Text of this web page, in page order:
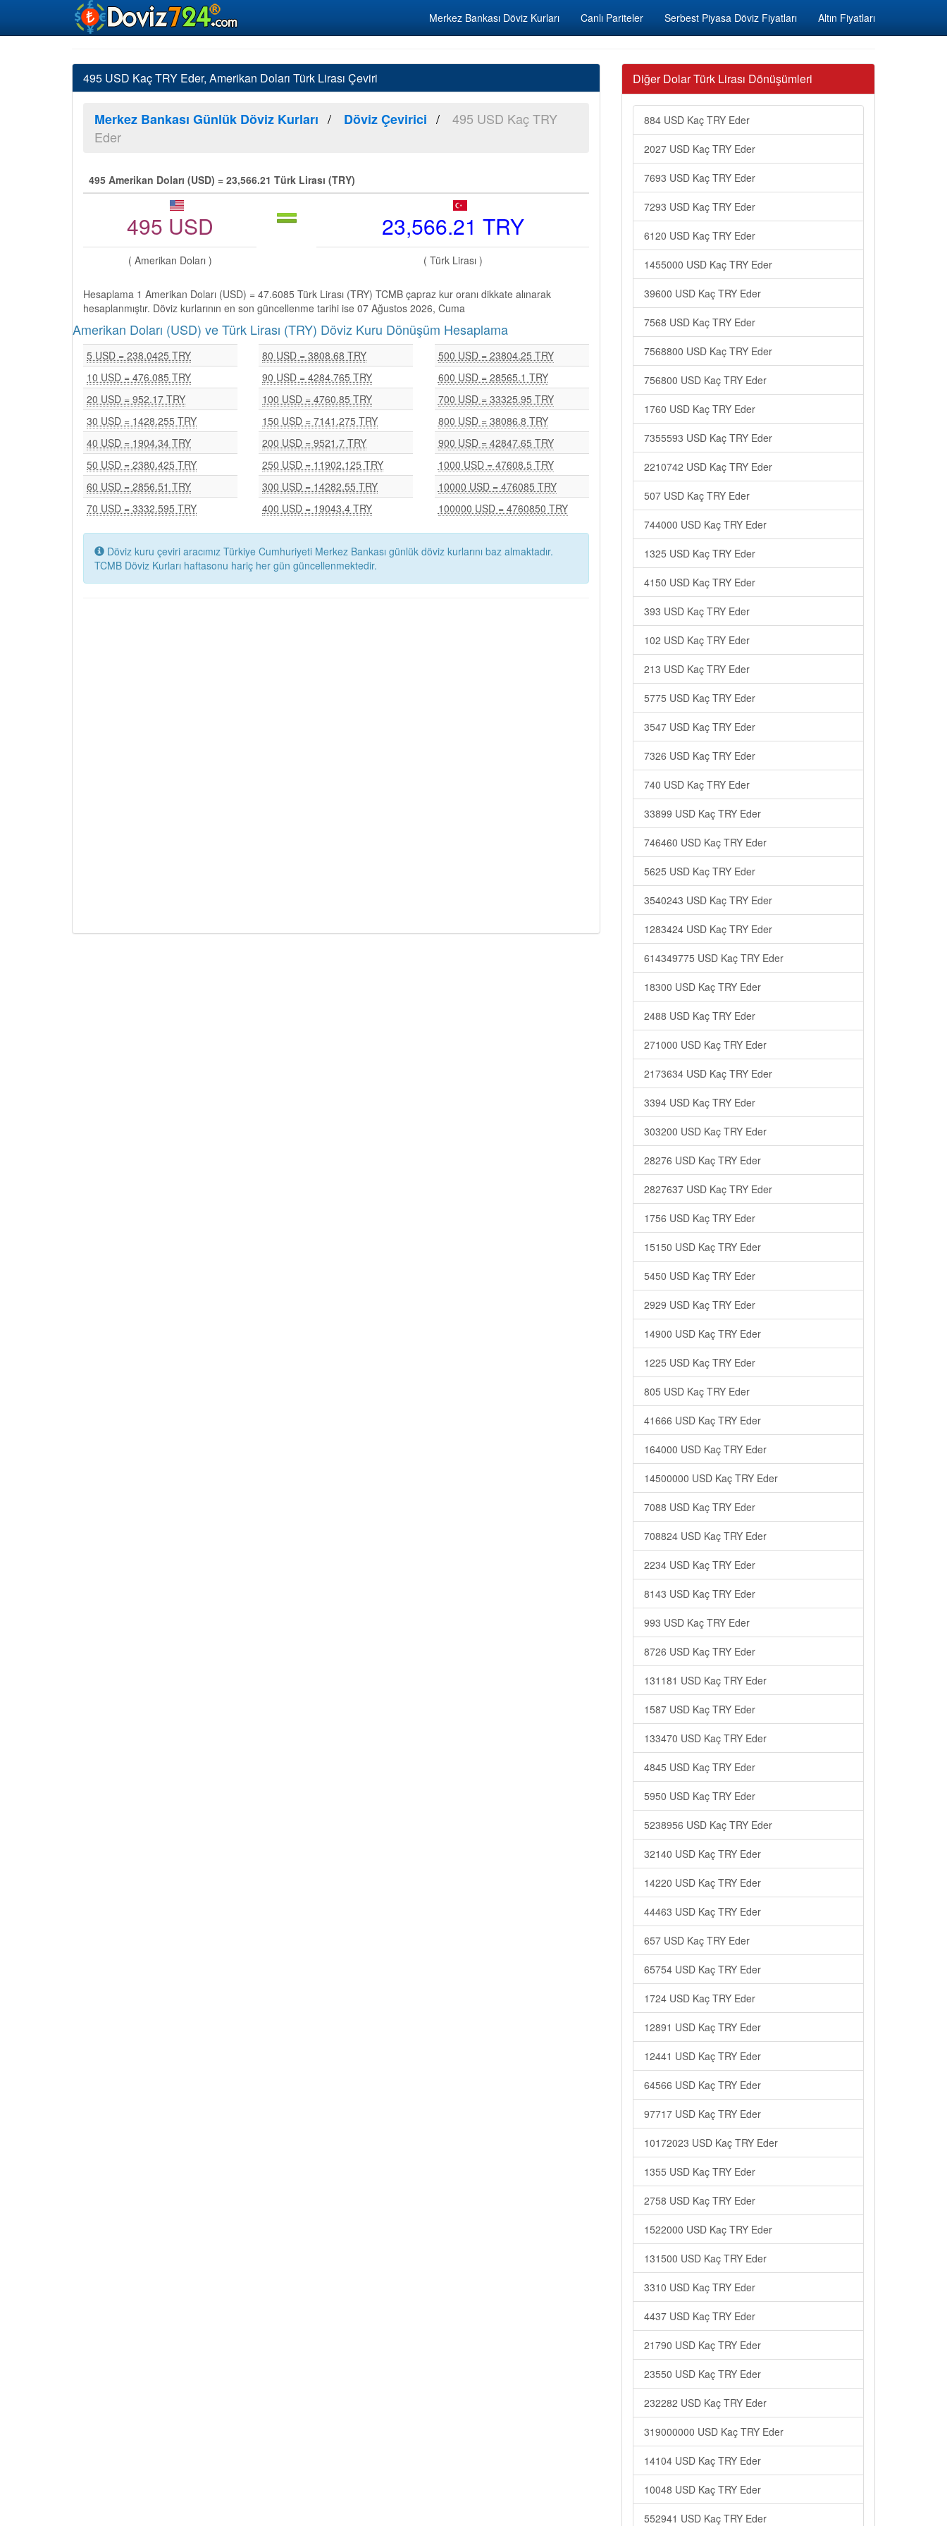
Merkez Bankası Döviz Kurları Canlı Pariteler Serbest Piyasa Döviz Fiyatları Altın Fiyatları
495 USD Kaç TRY Eder, Amerikan Doları Türk Lirası Çeviri
Merkez Bankası Günlük Döviz Kurları Döviz Çevirici
495 USD Kaç TRY
Eder
495 Amerikan Doları (USD) = 23,566.21 Türk Lirası (TRY)
495 USD 23,566.21 TRY
( Amerikan Doları ) ( Türk Lirası )
Hesaplama 1 Amerikan Doları (USD) = 47.6085 Türk Lirası (TRY) TCMB çapraz kur oranı dikkate alınarak
hesaplanmıştır. Döviz kurlarının en son güncellenme tarihi ise 07 Ağustos 2026, Cuma
Amerikan Doları (USD) ve Türk Lirası (TRY) Döviz Kuru Dönüşüm Hesaplama
5 USD = 238.0425 TRY
10 USD = 476.085 TRY
20 USD = 952.17 TRY
30 USD = 1428.255 TRY
40 USD = 1904.34 TRY
50 USD = 2380.425 TRY
60 USD = 2856.51 TRY
70 USD = 3332.595 TRY
80 USD = 3808.68 TRY
90 USD = 4284.765 TRY
100 USD = 4760.85 TRY
150 USD = 7141.275 TRY
200 USD = 9521.7 TRY
250 USD = 11902.125 TRY
300 USD = 14282.55 TRY
400 USD = 19043.4 TRY
500 USD = 23804.25 TRY
600 USD = 28565.1 TRY
700 USD = 33325.95 TRY
800 USD = 38086.8 TRY
900 USD = 42847.65 TRY
1000 USD = 47608.5 TRY
10000 USD = 476085 TRY
100000 USD = 4760850 TRY
Döviz kuru çeviri aracımız Türkiye Cumhuriyeti Merkez Bankası günlük döviz kurlarını baz almaktadır.
TCMB Döviz Kurları haftasonu hariç her gün güncellenmektedir.
Diğer Dolar Türk Lirası Dönüşümleri
884 USD Kaç TRY Eder
2027 USD Kaç TRY Eder
7693 USD Kaç TRY Eder
7293 USD Kaç TRY Eder
6120 USD Kaç TRY Eder
1455000 USD Kaç TRY Eder
39600 USD Kaç TRY Eder
7568 USD Kaç TRY Eder
7568800 USD Kaç TRY Eder
756800 USD Kaç TRY Eder
1760 USD Kaç TRY Eder
7355593 USD Kaç TRY Eder
2210742 USD Kaç TRY Eder
507 USD Kaç TRY Eder
744000 USD Kaç TRY Eder
1325 USD Kaç TRY Eder
4150 USD Kaç TRY Eder
393 USD Kaç TRY Eder
102 USD Kaç TRY Eder
213 USD Kaç TRY Eder
5775 USD Kaç TRY Eder
3547 USD Kaç TRY Eder
7326 USD Kaç TRY Eder
740 USD Kaç TRY Eder
33899 USD Kaç TRY Eder
746460 USD Kaç TRY Eder
5625 USD Kaç TRY Eder
3540243 USD Kaç TRY Eder
1283424 USD Kaç TRY Eder
614349775 USD Kaç TRY Eder
18300 USD Kaç TRY Eder
2488 USD Kaç TRY Eder
271000 USD Kaç TRY Eder
2173634 USD Kaç TRY Eder
3394 USD Kaç TRY Eder
303200 USD Kaç TRY Eder
28276 USD Kaç TRY Eder
2827637 USD Kaç TRY Eder
1756 USD Kaç TRY Eder
15150 USD Kaç TRY Eder
5450 USD Kaç TRY Eder
2929 USD Kaç TRY Eder
14900 USD Kaç TRY Eder
1225 USD Kaç TRY Eder
805 USD Kaç TRY Eder
41666 USD Kaç TRY Eder
164000 USD Kaç TRY Eder
14500000 USD Kaç TRY Eder
7088 USD Kaç TRY Eder
708824 USD Kaç TRY Eder
2234 USD Kaç TRY Eder
8143 USD Kaç TRY Eder
993 USD Kaç TRY Eder
8726 USD Kaç TRY Eder
131181 USD Kaç TRY Eder
1587 USD Kaç TRY Eder
133470 USD Kaç TRY Eder
4845 USD Kaç TRY Eder
5950 USD Kaç TRY Eder
5238956 USD Kaç TRY Eder
32140 USD Kaç TRY Eder
14220 USD Kaç TRY Eder
44463 USD Kaç TRY Eder
657 USD Kaç TRY Eder
65754 USD Kaç TRY Eder
1724 USD Kaç TRY Eder
12891 USD Kaç TRY Eder
12441 USD Kaç TRY Eder
64566 USD Kaç TRY Eder
97717 USD Kaç TRY Eder
10172023 USD Kaç TRY Eder
1355 USD Kaç TRY Eder
2758 USD Kaç TRY Eder
1522000 USD Kaç TRY Eder
131500 USD Kaç TRY Eder
3310 USD Kaç TRY Eder
4437 USD Kaç TRY Eder
21790 USD Kaç TRY Eder
23550 USD Kaç TRY Eder
232282 USD Kaç TRY Eder
319000000 USD Kaç TRY Eder
14104 USD Kaç TRY Eder
10048 USD Kaç TRY Eder
552941 USD Kaç TRY Eder